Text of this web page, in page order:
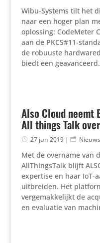
Wibu-Systems tilt het
naar een hoger plan
oplossing: CodeMeter
aan de PKCS#11-
de robuuste
biedt een
Also Cloud neemt
All things Talk over
27 jun 2019| Nieuws
Met de overname van
AllThingsTalk blijft
expertise en haar IoT-
uitbreiden. Het
vergemakkelijkt de
en evaluatie van